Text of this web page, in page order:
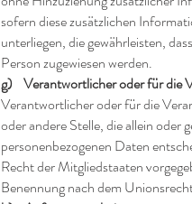
sofern diese zusätzlichen
unterliegen, die gewährleisten,
Person zugewiesen werden.
g) Verantwortlicher oder für die
Verantwortlicher oder für die
oder andere Stelle, die allein oder
personenbezogenen Daten
Recht der Mitgliedstaaten
Benennung nach dem